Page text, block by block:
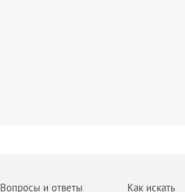
Вопросы и ответы Как искать